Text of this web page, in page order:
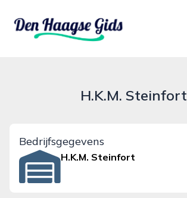
denhaagsegids.nl
H.K.M. Steinfort
Bedrijfsgegevens
H.K.M. Steinfort